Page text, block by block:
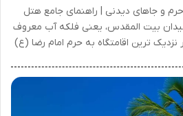
و جاهای دیدنی | راهنمای جامع هتل
بیت المقدس، یعنی فلکه آب معروف
ترین اقامتگاه به حرم امام رضا (ع)